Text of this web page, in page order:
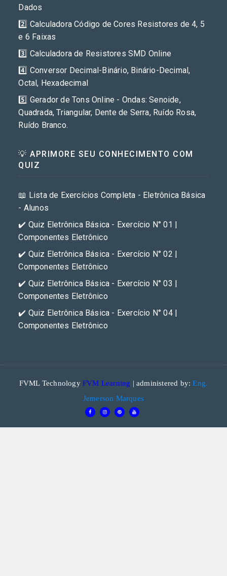
Dados
2️⃣ Calculadora Código de Cores Resistores de 4, 5
e 6 Faixas
3️⃣ Calculadora de Resistores SMD Online
4️⃣ Conversor Decimal-Binário, Binário-Decimal,
Octal, Hexadecimal
5️⃣ Gerador de Tons Online - Ondas: Senoide,
Quadrada, Triangular, Dente de Serra, Ruído Rosa,
Ruído Branco.
💡 APRIMORE SEU CONHECIMENTO COM
QUIZ
📖 Lista de Exercícios Completa - Eletrônica Básica
- Alunos
✔️ Quiz Eletrônica Básica - Exercício N° 01 |
Componentes Eletrônico
✔️ Quiz Eletrônica Básica - Exercício N° 02 |
Componentes Eletrônico
✔️ Quiz Eletrônica Básica - Exercício N° 03 |
Componentes Eletrônico
✔️ Quiz Eletrônica Básica - Exercício N° 04 |
Componentes Eletrônico
FVML Technology FVM Learning | administered by:Eng.
Jemerson Marques